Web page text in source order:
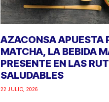
AZACONSA APUESTA
MATCHA, LA BEBIDA
PRESENTE EN LAS
SALUDABLES
22 JULIO, 2026